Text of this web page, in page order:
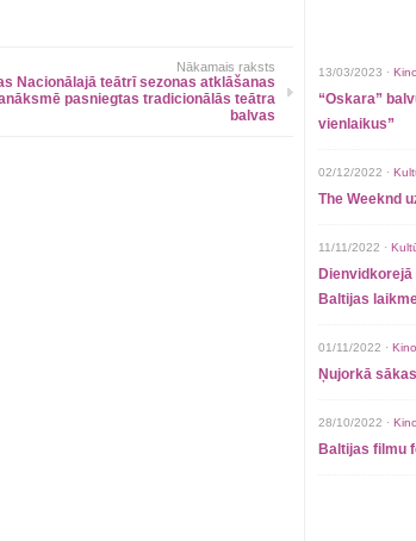
Nākamais raksts
Nacionālajā teātrī sezonas atklāšanas
pasniegtas tradicionālās teātra
balvas
13/03/2023 · Kino
“Oskara”
vienlaikus”
02/12/2022 ·
The Weeknd
11/11/2022 ·
Baltijas
01/11/2022 · Kino
Ņujorkā
28/10/2022 · Kino
Baltijas filmu